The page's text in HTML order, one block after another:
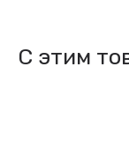
С этим